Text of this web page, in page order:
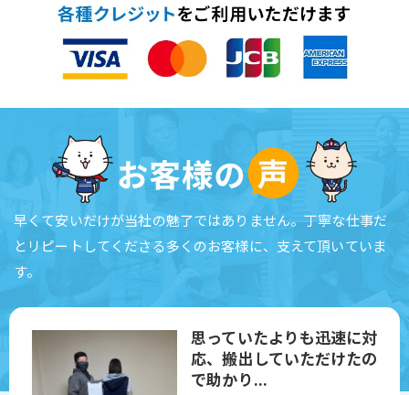
早くて安いだけが当社の魅了ではありません。丁寧な仕事だ
とリピートしてくださる多くのお客様に、支えて頂いていま
す。
思っていたよりも迅速に対
応、搬出していただけたの
で助かり...